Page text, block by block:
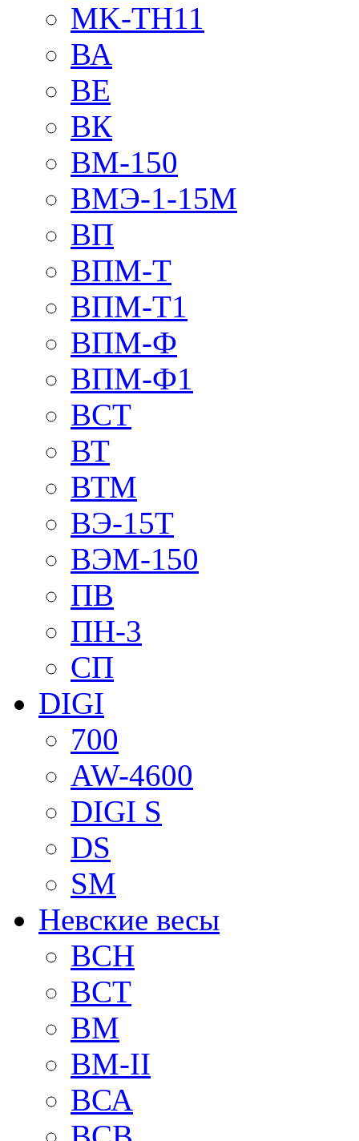
MK-TH11
ВА
ВЕ
ВК
ВМ-150
ВМЭ-1-15М
ВП
ВПМ-Т
ВПМ-Т1
ВПМ-Ф
ВПМ-Ф1
ВСТ
ВТ
ВТМ
ВЭ-15Т
ВЭМ-150
ПВ
ПН-3
СП
DIGI
700
AW-4600
DIGI S
DS
SM
Невские весы
BCH
BCT
BM
BM-II
ВСА